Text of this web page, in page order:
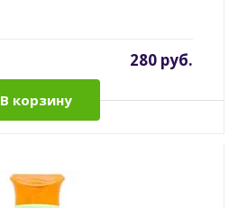
280 руб.
В корзину